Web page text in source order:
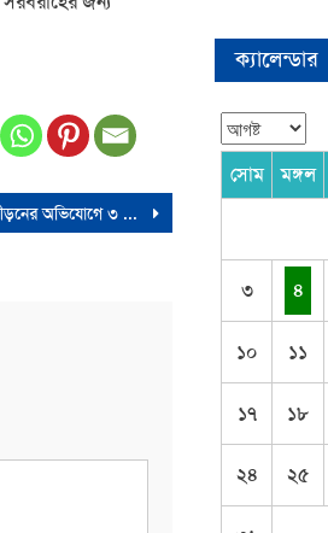
যৌন নিপীড়নের অভিযোগে ৩ মাসের বাধ্যতামূলক ছুটিতে নাদির জুনাই
ক্যালেন্ডার
সোম মঙ্গল
৩ ৪
১০ ১১
১৭ ১৮
২৪ ২৫